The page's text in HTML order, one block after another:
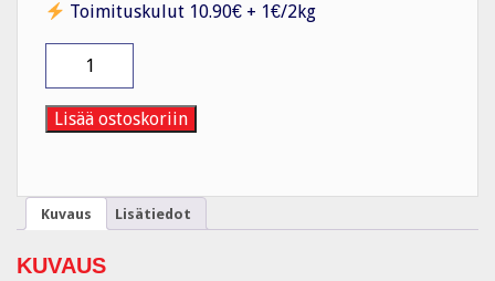
Toimituskulut 10.90€ + 1€/2kg
F
M32
RW,
50kpl
määrä
Lisää ostoskoriin
Kuvaus Lisätiedot
KUVAUS